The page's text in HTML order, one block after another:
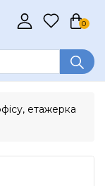
0
етажерка